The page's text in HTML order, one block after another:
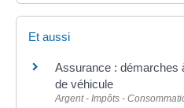
Et aussi
Assurance : démarches
de véhicule
Argent - Impôts -